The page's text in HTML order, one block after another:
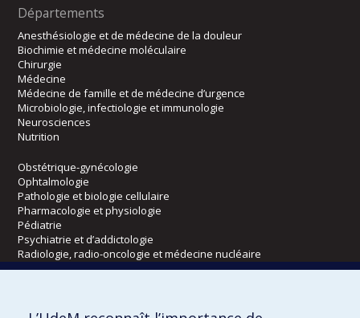
Départements
Anesthésiologie et de médecine de la douleur
Biochimie et médecine moléculaire
Chirurgie
Médecine
Médecine de famille et de médecine d’urgence
Microbiologie, infectiologie et immunologie
Neurosciences
Nutrition
Obstétrique-gynécologie
Ophtalmologie
Pathologie et biologie cellulaire
Pharmacologie et physiologie
Pédiatrie
Psychiatrie et d’addictologie
Radiologie, radio-oncologie et médecine nucléaire